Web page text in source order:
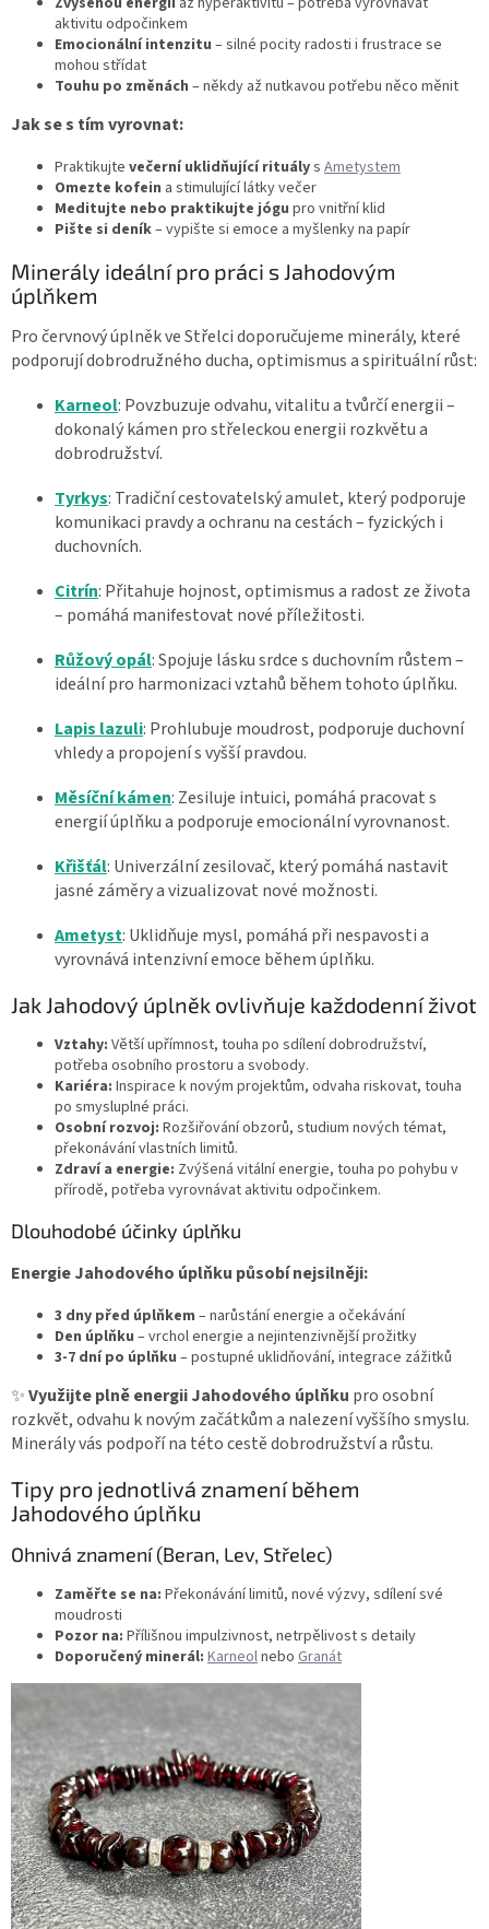
aktivitu odpočinkem
Emocionální intenzitu – silné pocity radosti i frustrace se
mohou střídat
Touhu po změnách – někdy až nutkavou potřebu něco měnit
Jak se s tím vyrovnat:
Praktikujte večerní uklidňující rituálys Ametystem
Omezte kofein a stimulující látky večer
Meditujte nebo praktikujte jógu pro vnitřní klid
Pište si deník– vypište si emoce a myšlenky na papír
Minerály ideální pro práci s Jahodovým
úplňkem
Pro červnový úplněk ve Střelci doporučujeme minerály, které
podporují dobrodružného ducha, optimismus a spirituální růst:
Karneol: Povzbuzuje odvahu, vitalitu a tvůrčí energii –
dokonalý kámen pro střeleckou energii rozkvětu a
dobrodružství.
Tyrkys: Tradiční cestovatelský amulet, který podporuje
komunikaci pravdy a ochranu na cestách – fyzických i
duchovních.
Citrín: Přitahuje hojnost, optimismus a radost ze života
– pomáhá manifestovat nové příležitosti.
Růžový opál: Spojuje lásku srdce s duchovním růstem –
ideální pro harmonizaci vztahů během tohoto úplňku.
Lapis lazuli: Prohlubuje moudrost, podporuje duchovní
vhledy a propojení s vyšší pravdou.
Měsíční kámen: Zesiluje intuici, pomáhá pracovat s
energií úplňku a podporuje emocionální vyrovnanost.
Křišťál: Univerzální zesilovač, který pomáhá nastavit
jasné záměry a vizualizovat nové možnosti.
Ametyst: Uklidňuje mysl, pomáhá při nespavosti a
vyrovnává intenzivní emoce během úplňku.
Jak Jahodový úplněk ovlivňuje každodenní život
Vztahy: Větší upřímnost, touha po sdílení dobrodružství,
potřeba osobního prostoru a svobody.
Kariéra: Inspirace k novým projektům, odvaha riskovat, touha
po smysluplné práci.
Osobní rozvoj: Rozšiřování obzorů, studium nových témat,
překonávání vlastních limitů.
Zdraví a energie: Zvýšená vitální energie, touha po pohybu v
přírodě, potřeba vyrovnávat aktivitu odpočinkem.
Dlouhodobé účinky úplňku
Energie Jahodového úplňku působí nejsilněji:
3 dny před úplňkem – narůstání energie a očekávání
Den úplňku – vrchol energie a nejintenzivnější prožitky
3-7 dní po úplňku – postupné uklidňování, integrace zážitků
✨Využijte plně energii Jahodového úplňku pro osobní
rozkvět, odvahu k novým začátkům a nalezení vyššího smyslu.
Minerály vás podpoří na této cestě dobrodružství a růstu.
Tipy pro jednotlivá znamení během
Jahodového úplňku
Ohnivá znamení (Beran, Lev, Střelec)
Zaměřte se na: Překonávání limitů, nové výzvy, sdílení své
moudrosti
Pozor na: Přílišnou impulzivnost, netrpělivost s detaily
Doporučený minerál: Karneolnebo Granát